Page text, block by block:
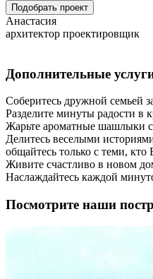
Подобрать проект
Анастасия
архитектор проектировщик
Дополнительные
Соберитесь дружной семьей
Разделите минуты радости в
Жарьте ароматные шашлыки с
Делитесь веселыми
общайтесь только с теми,
Живите счастливо в новом
Наслаждайтесь каждой
Посмотрите наши